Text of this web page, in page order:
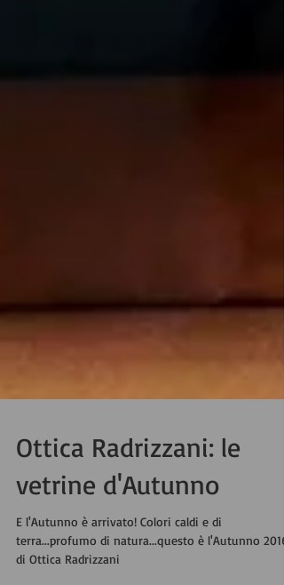
Ottica Radrizzani: le
vetrine d'Autunno